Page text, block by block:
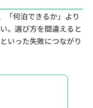
「何泊できるか」より
。選び方を間違えると
いった失敗につながり